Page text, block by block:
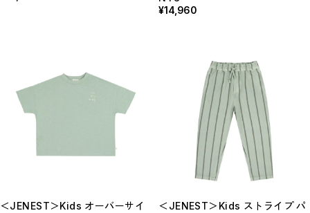
¥14,960
＜JENEST＞Kids オーバーサイ
＜JENEST＞Kids ストライプ パ